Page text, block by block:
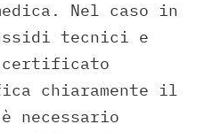
Nel caso in
tecnici e
chiaramente il
necessario